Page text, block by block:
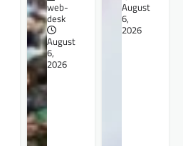
web-
desk
August
6,
2026
August
6,
2026